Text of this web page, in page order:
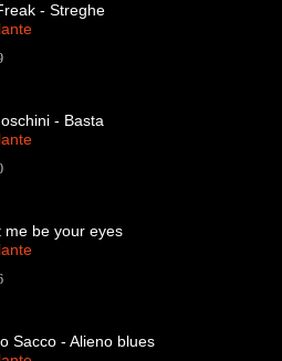
- Streghe
- Basta
me be your eyes
Sacco - Alieno blues